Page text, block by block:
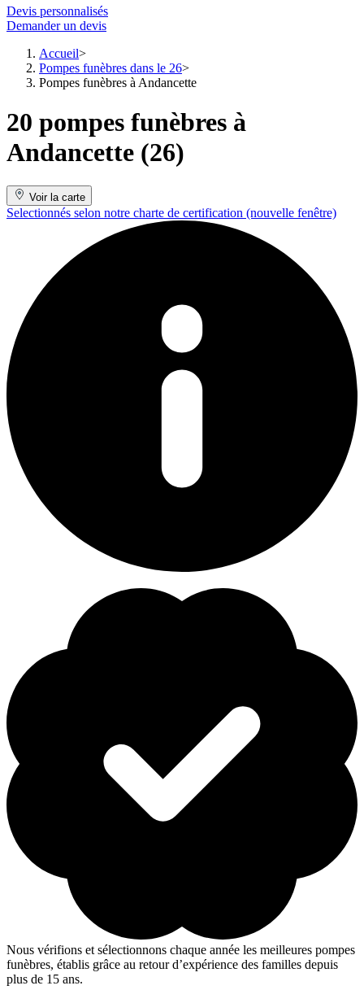
Devis personnalisés
Demander un devis
Accueil
Pompes funèbres dans le 26
Pompes funèbres à Andancette
20 pompes funèbres à
Andancette (26)
Voir la carte
Selectionnés selon notre charte de certification (nouvelle fenêtre)
Nous vérifions et sélectionnons chaque année les meilleures pompes
funèbres, établis grâce au retour d’expérience des familles depuis
plus de 15 ans.